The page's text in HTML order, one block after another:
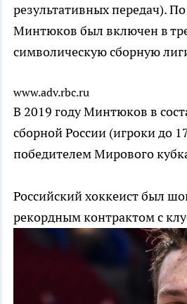
результативных передач).
Минтюков был включен в
символическую сборную
www.adv.rbc.ru
В 2019 году Минтюков в
сборной России (игроки до
победителем Мирового
Российский хоккеист был
рекордным контрактом с